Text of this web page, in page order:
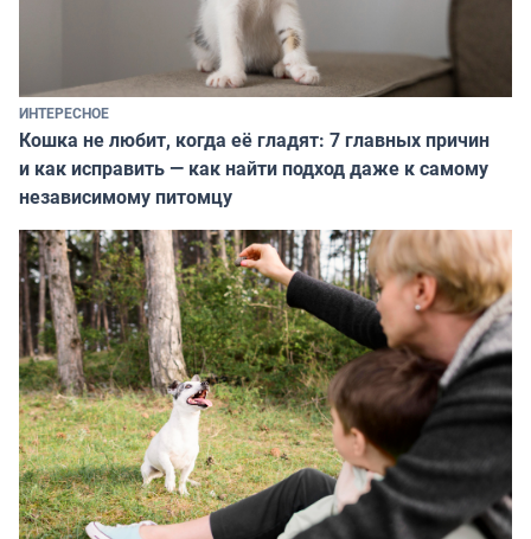
ИНТЕРЕСНОЕ
Кошка не любит, когда её гладят: 7 главных причин
и как исправить — как найти подход даже к самому
независимому питомцу